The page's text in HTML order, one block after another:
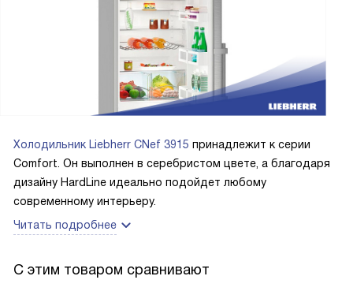
Холодильник Liebherr CNef 3915 принадлежит к серии
Comfort. Он выполнен в серебристом цвете, а благодаря
дизайну HardLine идеально подойдет любому
современному интерьеру.
Читать подробнее
С этим товаром сравнивают